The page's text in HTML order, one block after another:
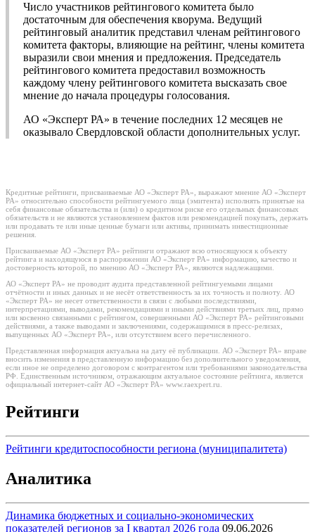
Число участников рейтингового комитета было
достаточным для обеспечения кворума. Ведущий
рейтинговый аналитик представил членам рейтингового
комитета факторы, влияющие на рейтинг, члены комитета
выразили свои мнения и предложения. Председатель
рейтингового комитета предоставил возможность
каждому члену рейтингового комитета высказать свое
мнение до начала процедуры голосования.
АО «Эксперт РА» в течение последних 12 месяцев не
оказывало Свердловской области дополнительных услуг.
Кредитные рейтинги, присваиваемые АО «Эксперт РА», выражают мнение АО «Эксперт
РА» относительно способности рейтингуемого лица (эмитента) исполнять принятые на
себя финансовые обязательства и (или) о кредитном риске его отдельных финансовых
обязательств и не являются установлением фактов или рекомендацией покупать, держать
или продавать те или иные ценные бумаги или активы, принимать инвестиционные
решения.
Присваиваемые АО «Эксперт РА» рейтинги отражают всю относящуюся к объекту
рейтинга и находящуюся в распоряжении АО «Эксперт РА» информацию, качество и
достоверность которой, по мнению АО «Эксперт РА», являются надлежащими.
АО «Эксперт РА» не проводит аудита представленной рейтингуемыми лицами
отчётности и иных данных и не несёт ответственность за их точность и полноту. АО
«Эксперт РА» не несет ответственности в связи с любыми последствиями,
интерпретациями, выводами, рекомендациями и иными действиями третьих лиц, прямо
или косвенно связанными с рейтингом, совершенными АО «Эксперт РА» рейтинговыми
действиями, а также выводами и заключениями, содержащимися в пресс-релизах,
выпущенных АО «Эксперт РА», или отсутствием всего перечисленного.
Представленная информация актуальна на дату её публикации. АО «Эксперт РА» вправе
вносить изменения в представленную информацию без дополнительного уведомления,
если иное не определено договором с контрагентом или требованиями законодательства
РФ. Единственным источником, отражающим актуальное состояние рейтинга, является
официальный интернет-сайт АО «Эксперт РА» www.raexpert.ru.
Рейтинги
Рейтинги кредитоспособности региона (муниципалитета)
Аналитика
Динамика бюджетных и социально-экономических
показателей регионов за I квартал 2026 года 09.06.2026